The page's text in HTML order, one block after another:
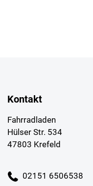
Kontakt
Fahrradladen
Hülser Str. 534
47803 Krefeld
02151 6506538